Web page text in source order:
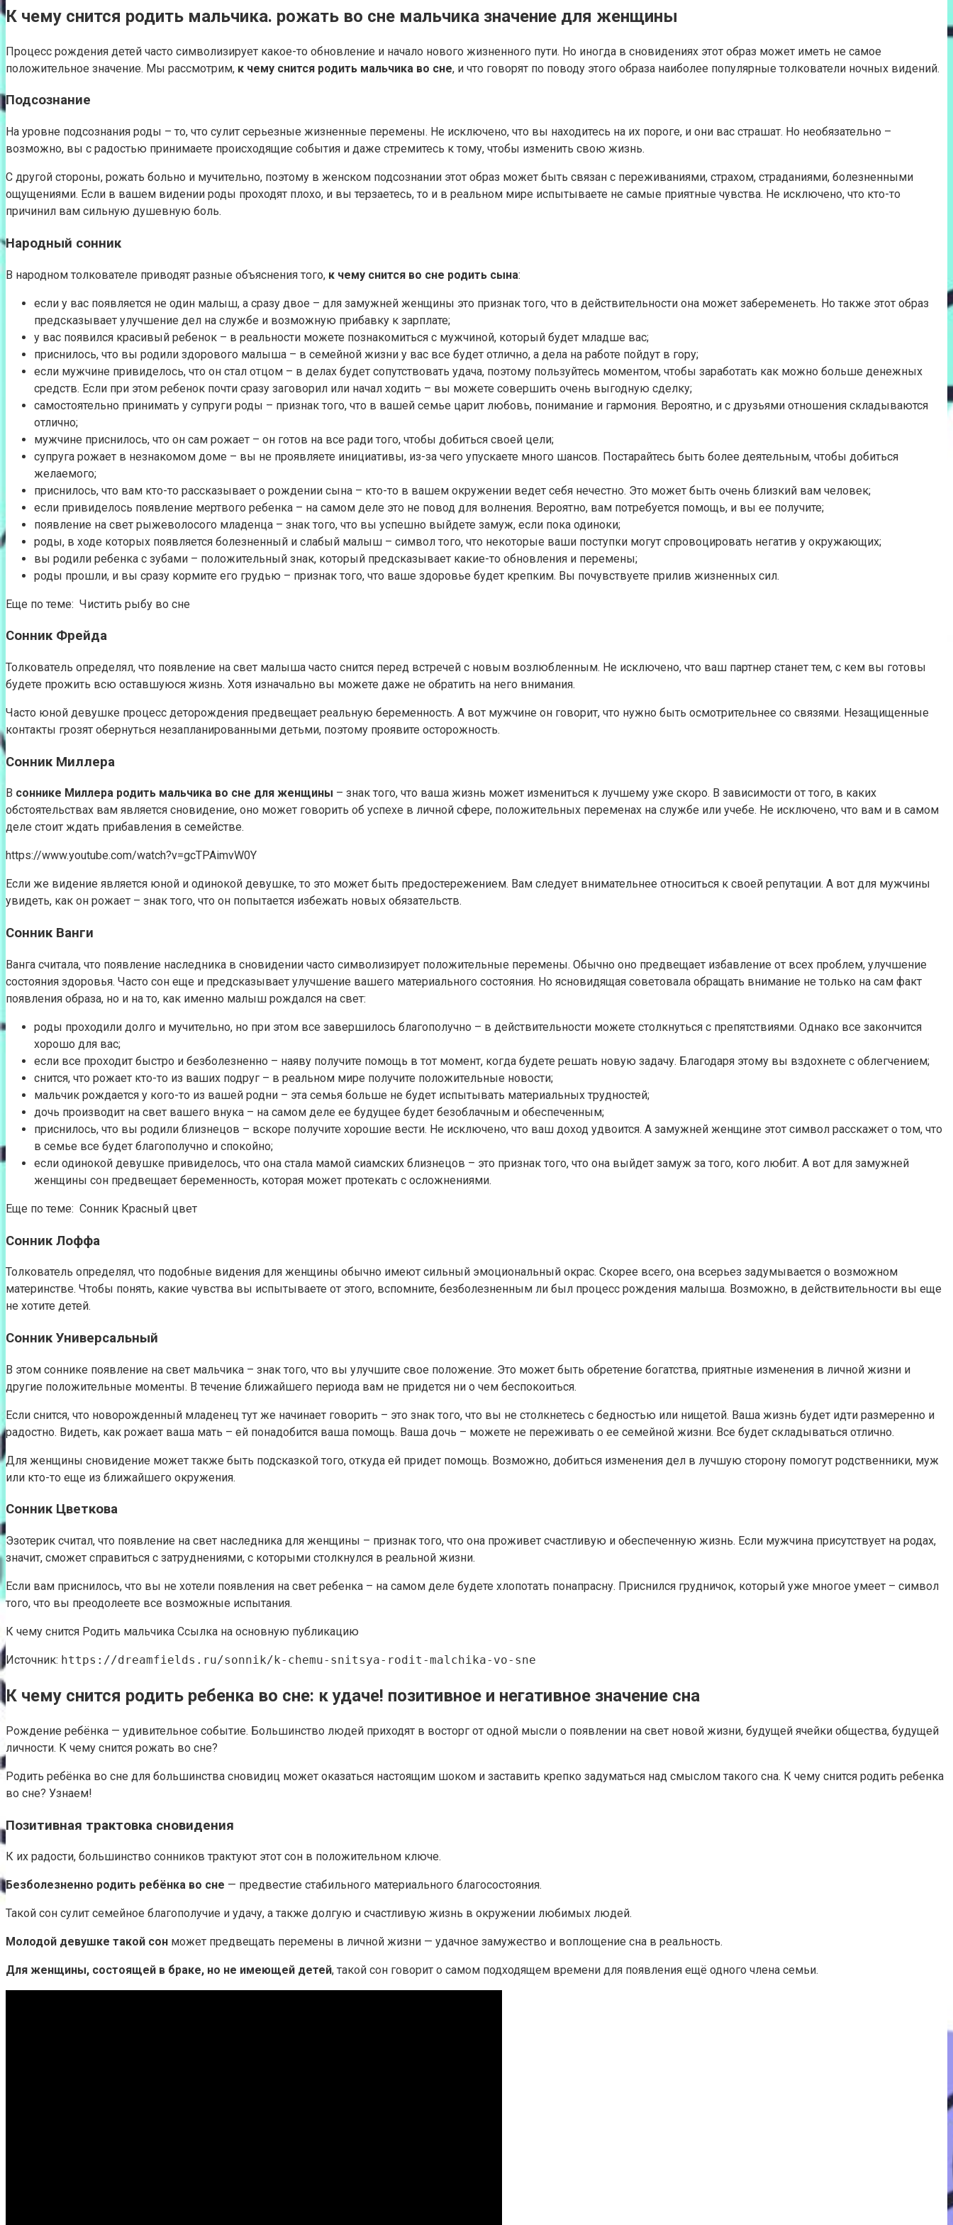
К чему снится родить мальчика. рожать во сне мальчика значение для женщины
Процесс рождения детей часто символизирует какое-то обновление и начало нового жизненного пути. Но иногда в сновидениях этот образ может иметь не самое
положительное значение. Мы рассмотрим, к чему снится родить мальчика во сне, и что говорят по поводу этого образа наиболее популярные толкователи ночных видений.
Подсознание
На уровне подсознания роды – то, что сулит серьезные жизненные перемены. Не исключено, что вы находитесь на их пороге, и они вас страшат. Но необязательно –
возможно, вы с радостью принимаете происходящие события и даже стремитесь к тому, чтобы изменить свою жизнь.
С другой стороны, рожать больно и мучительно, поэтому в женском подсознании этот образ может быть связан с переживаниями, страхом, страданиями, болезненными
ощущениями. Если в вашем видении роды проходят плохо, и вы терзаетесь, то и в реальном мире испытываете не самые приятные чувства. Не исключено, что кто-то
причинил вам сильную душевную боль.
Народный сонник
В народном толкователе приводят разные объяснения того, к чему снится во сне родить сына:
если у вас появляется не один малыш, а сразу двое – для замужней женщины это признак того, что в действительности она может забеременеть. Но также этот образ
предсказывает улучшение дел на службе и возможную прибавку к зарплате;
у вас появился красивый ребенок – в реальности можете познакомиться с мужчиной, который будет младше вас;
приснилось, что вы родили здорового малыша – в семейной жизни у вас все будет отлично, а дела на работе пойдут в гору;
если мужчине привиделось, что он стал отцом – в делах будет сопутствовать удача, поэтому пользуйтесь моментом, чтобы заработать как можно больше денежных
средств. Если при этом ребенок почти сразу заговорил или начал ходить – вы можете совершить очень выгодную сделку;
самостоятельно принимать у супруги роды – признак того, что в вашей семье царит любовь, понимание и гармония. Вероятно, и с друзьями отношения складываются
отлично;
мужчине приснилось, что он сам рожает – он готов на все ради того, чтобы добиться своей цели;
супруга рожает в незнакомом доме – вы не проявляете инициативы, из-за чего упускаете много шансов. Постарайтесь быть более деятельным, чтобы добиться
желаемого;
приснилось, что вам кто-то рассказывает о рождении сына – кто-то в вашем окружении ведет себя нечестно. Это может быть очень близкий вам человек;
если привиделось появление мертвого ребенка – на самом деле это не повод для волнения. Вероятно, вам потребуется помощь, и вы ее получите;
появление на свет рыжеволосого младенца – знак того, что вы успешно выйдете замуж, если пока одиноки;
роды, в ходе которых появляется болезненный и слабый малыш – символ того, что некоторые ваши поступки могут спровоцировать негатив у окружающих;
вы родили ребенка с зубами – положительный знак, который предсказывает какие-то обновления и перемены;
роды прошли, и вы сразу кормите его грудью – признак того, что ваше здоровье будет крепким. Вы почувствуете прилив жизненных сил.
Еще по теме: Чистить рыбу во сне
Сонник Фрейда
Толкователь определял, что появление на свет малыша часто снится перед встречей с новым возлюбленным. Не исключено, что ваш партнер станет тем, с кем вы готовы
будете прожить всю оставшуюся жизнь. Хотя изначально вы можете даже не обратить на него внимания.
Часто юной девушке процесс деторождения предвещает реальную беременность. А вот мужчине он говорит, что нужно быть осмотрительнее со связями. Незащищенные
контакты грозят обернуться незапланированными детьми, поэтому проявите осторожность.
Сонник Миллера
В соннике Миллера родить мальчика во сне для женщины – знак того, что ваша жизнь может измениться к лучшему уже скоро. В зависимости от того, в каких
обстоятельствах вам является сновидение, оно может говорить об успехе в личной сфере, положительных переменах на службе или учебе. Не исключено, что вам и в самом
деле стоит ждать прибавления в семействе.
https://www.youtube.com/watch?v=gcTPAimvW0Y
Если же видение является юной и одинокой девушке, то это может быть предостережением. Вам следует внимательнее относиться к своей репутации. А вот для мужчины
увидеть, как он рожает – знак того, что он попытается избежать новых обязательств.
Сонник Ванги
Ванга считала, что появление наследника в сновидении часто символизирует положительные перемены. Обычно оно предвещает избавление от всех проблем, улучшение
состояния здоровья. Часто сон еще и предсказывает улучшение вашего материального состояния. Но ясновидящая советовала обращать внимание не только на сам факт
появления образа, но и на то, как именно малыш рождался на свет:
роды проходили долго и мучительно, но при этом все завершилось благополучно – в действительности можете столкнуться с препятствиями. Однако все закончится
хорошо для вас;
если все проходит быстро и безболезненно – наяву получите помощь в тот момент, когда будете решать новую задачу. Благодаря этому вы вздохнете с облегчением;
снится, что рожает кто-то из ваших подруг – в реальном мире получите положительные новости;
мальчик рождается у кого-то из вашей родни – эта семья больше не будет испытывать материальных трудностей;
дочь производит на свет вашего внука – на самом деле ее будущее будет безоблачным и обеспеченным;
приснилось, что вы родили близнецов – вскоре получите хорошие вести. Не исключено, что ваш доход удвоится. А замужней женщине этот символ расскажет о том, что
в семье все будет благополучно и спокойно;
если одинокой девушке привиделось, что она стала мамой сиамских близнецов – это признак того, что она выйдет замуж за того, кого любит. А вот для замужней
женщины сон предвещает беременность, которая может протекать с осложнениями.
Еще по теме: Сонник Красный цвет
Сонник Лоффа
Толкователь определял, что подобные видения для женщины обычно имеют сильный эмоциональный окрас. Скорее всего, она всерьез задумывается о возможном
материнстве. Чтобы понять, какие чувства вы испытываете от этого, вспомните, безболезненным ли был процесс рождения малыша. Возможно, в действительности вы еще
не хотите детей.
Сонник Универсальный
В этом соннике появление на свет мальчика – знак того, что вы улучшите свое положение. Это может быть обретение богатства, приятные изменения в личной жизни и
другие положительные моменты. В течение ближайшего периода вам не придется ни о чем беспокоиться.
Если снится, что новорожденный младенец тут же начинает говорить – это знак того, что вы не столкнетесь с бедностью или нищетой. Ваша жизнь будет идти размеренно и
радостно. Видеть, как рожает ваша мать – ей понадобится ваша помощь. Ваша дочь – можете не переживать о ее семейной жизни. Все будет складываться отлично.
Для женщины сновидение может также быть подсказкой того, откуда ей придет помощь. Возможно, добиться изменения дел в лучшую сторону помогут родственники, муж
или кто-то еще из ближайшего окружения.
Сонник Цветкова
Эзотерик считал, что появление на свет наследника для женщины – признак того, что она проживет счастливую и обеспеченную жизнь. Если мужчина присутствует на родах,
значит, сможет справиться с затруднениями, с которыми столкнулся в реальной жизни.
Если вам приснилось, что вы не хотели появления на свет ребенка – на самом деле будете хлопотать понапрасну. Приснился грудничок, который уже многое умеет – символ
того, что вы преодолеете все возможные испытания.
К чему снится Родить мальчика Ссылка на основную публикацию
Источник: https://dreamfields.ru/sonnik/k-chemu-snitsya-rodit-malchika-vo-sne
К чему снится родить ребенка во сне: к удаче! позитивное и негативное значение сна
Рождение ребёнка — удивительное событие. Большинство людей приходят в восторг от одной мысли о появлении на свет новой жизни, будущей ячейки общества, будущей
личности. К чему снится рожать во сне?
Родить ребёнка во сне для большинства сновидиц может оказаться настоящим шоком и заставить крепко задуматься над смыслом такого сна. К чему снится родить ребенка
во сне? Узнаем!
Позитивная трактовка сновидения
К их радости, большинство сонников трактуют этот сон в положительном ключе.
Безболезненно родить ребёнка во сне — предвестие стабильного материального благосостояния.
Такой сон сулит семейное благополучие и удачу, а также долгую и счастливую жизнь в окружении любимых людей.
Молодой девушке такой сон может предвещать перемены в личной жизни — удачное замужество и воплощение сна в реальность.
Для женщины, состоящей в браке, но не имеющей детей, такой сон говорит о самом подходящем времени для появления ещё одного члена семьи.